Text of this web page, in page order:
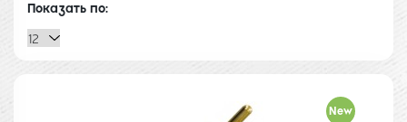
Показать по:
New